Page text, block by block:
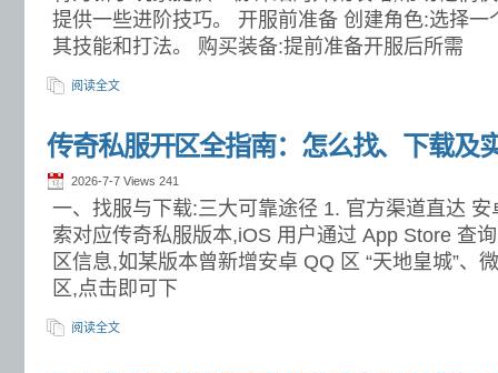
提供一些进阶技巧。 开服前准备 创建角色:选择一
其技能和打法。 购买装备:提前准备开服后所需
阅读全文
传奇私服开区全指南：怎么找、下载及
2026-7-7 Views 241
一、找服与下载:三大可靠途径 1. 官方渠道直达
索对应传奇私服版本,iOS 用户通过 App Store 查
区信息,如某版本曾新增安卓 QQ 区 “天地皇城”、
区,点击即可下
阅读全文